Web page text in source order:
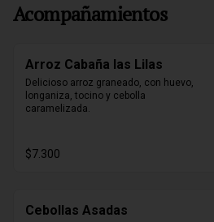
Acompañamientos
Arroz Cabaña las Lilas
Delicioso arroz graneado, con huevo,
longaniza, tocino y cebolla
caramelizada.
$7.300
Cebollas Asadas